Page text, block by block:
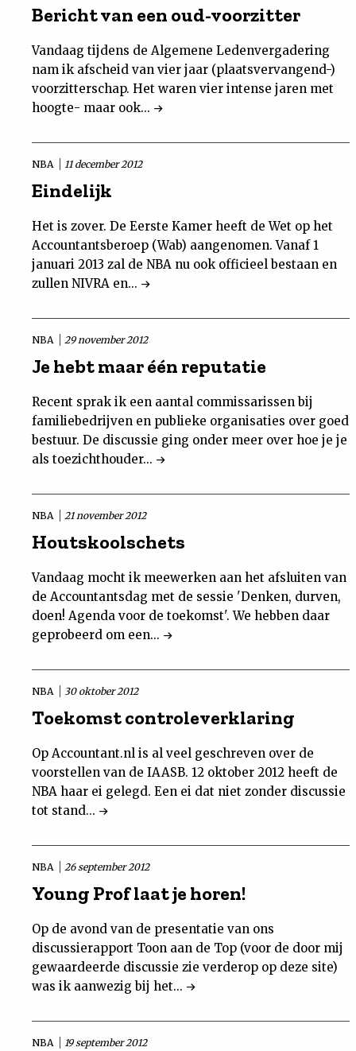
Bericht van een oud-voorzitter
Vandaag tijdens de Algemene Ledenvergadering
nam ik afscheid van vier jaar (plaatsvervangend-)
voorzitterschap. Het waren vier intense jaren met
hoogte- maar ook...
NBA 11 december 2012
Eindelijk
Het is zover. De Eerste Kamer heeft de Wet op het
Accountantsberoep (Wab) aangenomen. Vanaf 1
januari 2013 zal de NBA nu ook officieel bestaan en
zullen NIVRA en...
NBA 29 november 2012
Je hebt maar één reputatie
Recent sprak ik een aantal commissarissen bij
familiebedrijven en publieke organisaties over goed
bestuur. De discussie ging onder meer over hoe je je
als toezichthouder...
NBA 21 november 2012
Houtskoolschets
Vandaag mocht ik meewerken aan het afsluiten van
de Accountantsdag met de sessie 'Denken, durven,
doen! Agenda voor de toekomst'. We hebben daar
geprobeerd om een...
NBA 30 oktober 2012
Toekomst controleverklaring
Op Accountant.nl is al veel geschreven over de
voorstellen van de IAASB. 12 oktober 2012 heeft de
NBA haar ei gelegd. Een ei dat niet zonder discussie
tot stand...
NBA 26 september 2012
Young Prof laat je horen!
Op de avond van de presentatie van ons
discussierapport Toon aan de Top (voor de door mij
gewaardeerde discussie zie verderop op deze site)
was ik aanwezig bij het...
NBA 19 september 2012